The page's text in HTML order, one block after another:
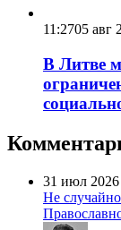
11:2705 авг
В Литве
31 июл 2026
Не